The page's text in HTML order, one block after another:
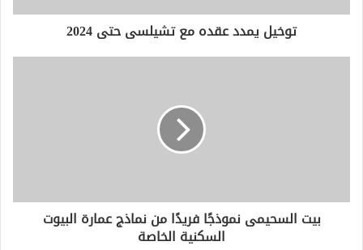
ر
ي
توخيل يمدد عقده مع تشيلسى حتى 2024
بيت السحيمى نموذجًا فريدًا من نماذج عمارة البيوت
السكنية الخاصة